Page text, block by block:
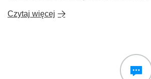
Czytaj więcej